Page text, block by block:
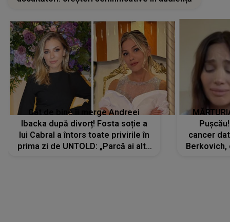
Cât de bine îi merge Andreei
Ibacka după divorț! Fosta soție a
lui Cabral a întors toate privirile în
prima zi de UNTOLD: „Parcă ai altă
cancer
Berkovich,